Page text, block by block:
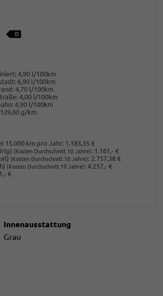
4,90 l/100km
6,90 l/100km
4,70 l/100km
4,00 l/100km
4,90 l/100km
129,00 g/km
15.000 km pro Jahr: 1.183,35 €
(Kosten Durchschnitt 10 Jahre): 1.161,- €
(Kosten Durchschnitt 10 Jahre): 2.757,38 €
(Kosten Durchschnitt 10 Jahre): 4.257,- €
€
Innenausstattung
Grau